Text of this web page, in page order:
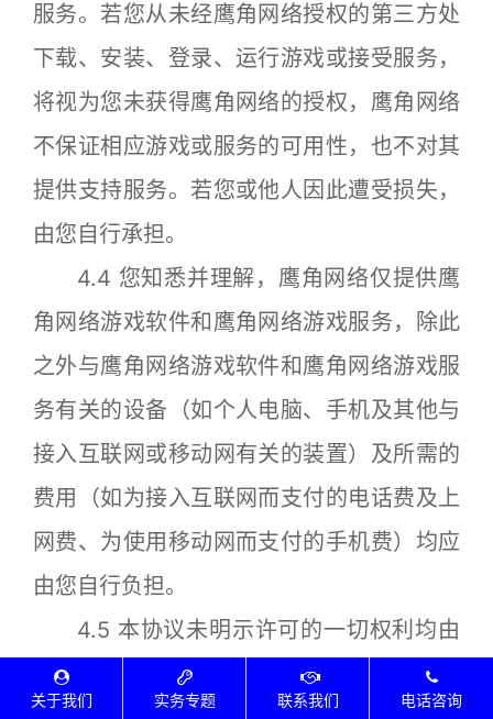
服务。若您从未经鹰角网络授权的第三方处
下载、安装、登录、运行游戏或接受服务，
将视为您未获得鹰角网络的授权，鹰角网络
不保证相应游戏或服务的可用性，也不对其
提供支持服务。若您或他人因此遭受损失，
由您自行承担。
4.4 您知悉并理解，鹰角网络仅提供鹰
角网络游戏软件和鹰角网络游戏服务，除此
之外与鹰角网络游戏软件和鹰角网络游戏服
务有关的设备（如个人电脑、手机及其他与
接入互联网或移动网有关的装置）及所需的
费用（如为接入互联网而支付的电话费及上
网费、为使用移动网而支付的手机费）均应
由您自行负担。
4.5 本协议未明示许可的一切权利均由
鹰角网络完整保留，您在行使这些权利时须
关于我们 实务专题 联系我们 电话咨询